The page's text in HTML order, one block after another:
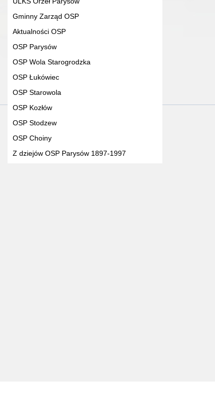
Gminny Zarząd OSP
Aktualności OSP
OSP Parysów
OSP Wola Starogrodzka
OSP Łukówiec
OSP Starowola
OSP Kozłów
OSP Stodzew
OSP Choiny
Z dziejów OSP Parysów 1897-1997